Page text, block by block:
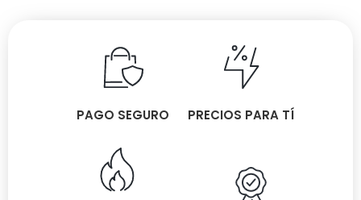
PAGO SEGURO PRECIOS PARA TÍ